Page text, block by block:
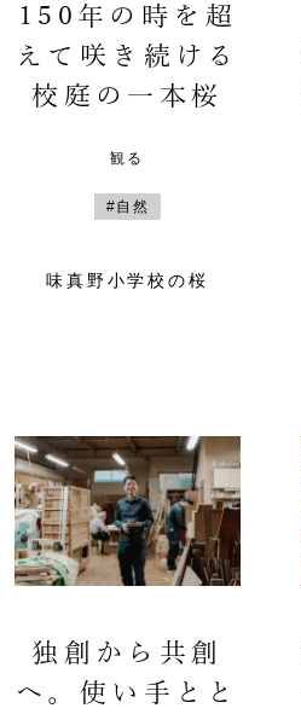
150年の時を超
えて咲き続ける
校庭の一本桜
観る
#自然
味真野小学校の桜
独創から共創
へ。使い手とと